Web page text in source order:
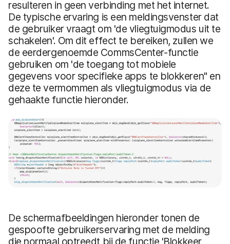
resulteren in geen verbinding met het internet.
De typische ervaring is een meldingsvenster dat
de gebruiker vraagt om 'de vliegtuigmodus uit te
schakelen'. Om dit effect te bereiken, zullen we
de eerdergenoemde CommsCenter-functie
gebruiken om 'de toegang tot mobiele
gegevens voor specifieke apps te blokkeren" en
deze te vermommen als vliegtuigmodus via de
gehaakte functie hieronder.
De schermafbeeldingen hieronder tonen de
gespoofte gebruikerservaring met de melding
die normaal optreedt bij de functie 'Blokkeer